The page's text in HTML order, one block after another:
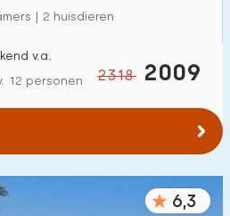
| 2 huisdieren
2318 2009
v.a.
12 personen
6,3